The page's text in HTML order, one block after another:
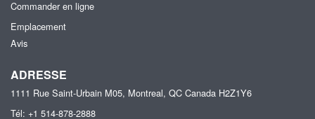
Commander en ligne
Emplacement
Avis
ADRESSE
1111 Rue Saint-Urbain M05, Montreal, QC Canada H2Z1Y6
Tél: +1 514-878-2888